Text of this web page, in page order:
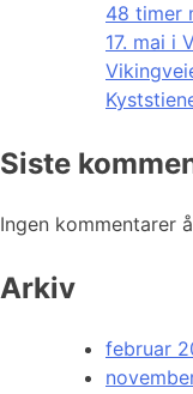
48 timer
17. mai i
Siste
Ingen kommentarer
Arkiv
februar